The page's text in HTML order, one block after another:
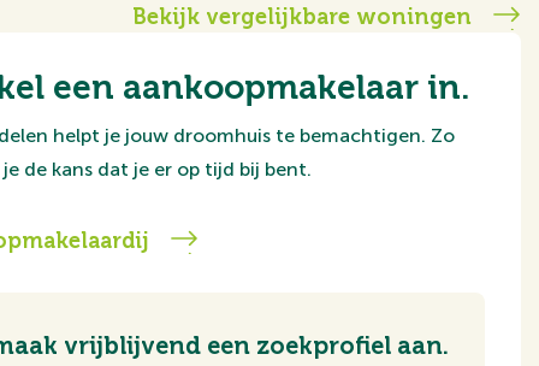
Bekijk vergelijkbare woningen
een aankoopmakelaar in.
helpt je jouw droomhuis te bemachtigen. Zo
de kans dat je er op tijd bij bent.
vrijblijvend een zoekprofiel aan.